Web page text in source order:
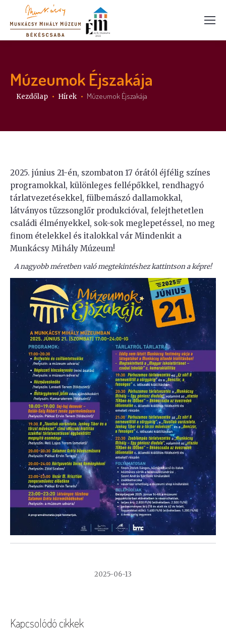
Múzeumok Éjszakája
Itt vagy:
Kezdőlap Hírek Múzeumok Éjszakája
2025. június 21-én, szombaton 17 órától éjfélig színes
programokkal, különleges fellépőkkel, rendhagyó
tárlatvezetésekkel, fülbemászó dallamokkal,
látványos tűzzsonglőr produkcióval, felejthetetlen
családi élményekkel, sok-sok meglepetéssel, no meg
finom ételekkel és italokkal vár Mindenkit a
Munkácsy Mihály Múzeum!
A nagyobb méretben való megtekintéshez kattintson a képre!
2025-06-13
Kapcsolódó cikkek